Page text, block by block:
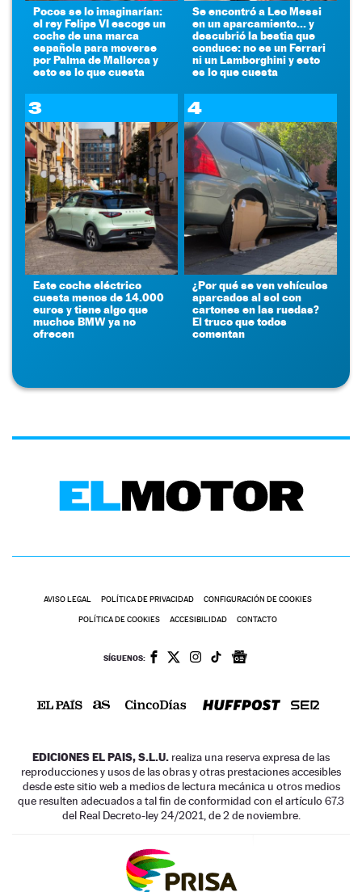
Pocos se lo imaginarían:
el rey Felipe VI escoge un
coche de una marca
española para moverse
por Palma de Mallorca y
esto es lo que cuesta
Se encontró a Leo Messi
en un aparcamiento... y
descubrió la bestia que
conduce: no es un Ferrari
ni un Lamborghini y esto
es lo que cuesta
3
Este coche eléctrico
cuesta menos de 14.000
euros y tiene algo que
muchos BMW ya no
ofrecen
4
¿Por qué se ven vehículos
aparcados al sol con
cartones en las ruedas?
El truco que todos
comentan
AVISO LEGAL POLÍTICA DE PRIVACIDAD CONFIGURACIÓN DE COOKIES
POLÍTICA DE COOKIES ACCESIBILIDAD CONTACTO
SÍGUENOS:
EDICIONES EL PAIS, S.L.U. realiza una reserva expresa de las
reproducciones y usos de las obras y otras prestaciones accesibles
desde este sitio web a medios de lectura mecánica u otros medios
que resulten adecuados a tal fin de conformidad con el artículo 67.3
del Real Decreto-ley 24/2021, de 2 de noviembre.